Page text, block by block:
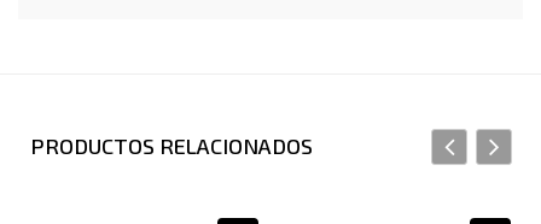
PRODUCTOS RELACIONADOS